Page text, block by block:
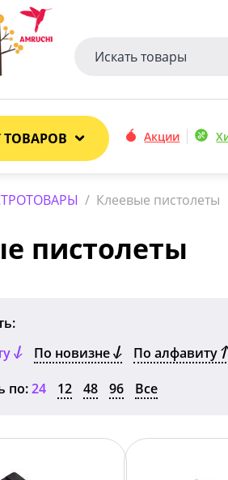
ТОВАРОВ Акции
/ Клеевые пистолеты
пистолеты
По новизне По алфавиту
по:24 12 48 96 Все